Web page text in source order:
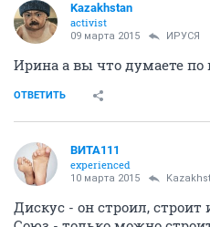
Kazakhstan
activist
09 марта 2015 ИРУСЯ
Ирина а вы что думаете по
ОТВЕТИТЬ
ВИТА111
experienced
10 марта 2015
Дискус - он строил, строит